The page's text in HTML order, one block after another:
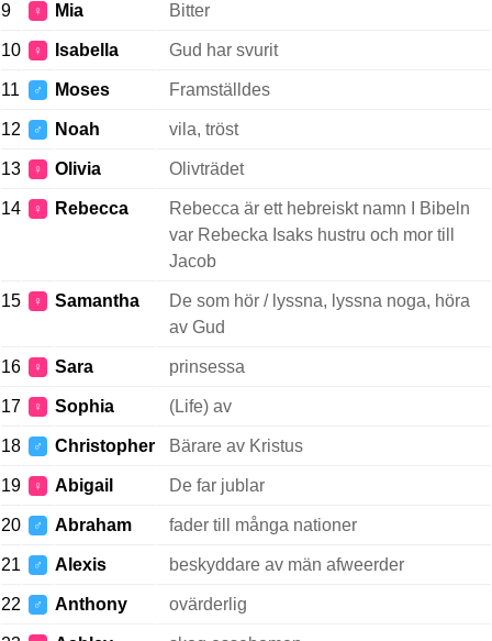
9 ♀ Mia Bitter
10 ♀ Isabella Gud har svurit
11 ♂ Moses Framställdes
12 ♂ Noah vila, tröst
13 ♀ Olivia Olivträdet
14 ♀ Rebecca
Rebecca är ett hebreiskt namn I Bibeln
var Rebecka Isaks hustru och mor till
Jacob
15 ♀ Samantha
De som hör / lyssna, lyssna noga, höra
av Gud
16 ♀ Sara prinsessa
17 ♀ Sophia (Life) av
18 ♂ Christopher Bärare av Kristus
19 ♀ Abigail De far jublar
20 ♂ Abraham fader till många nationer
21 ♂ Alexis beskyddare av män afweerder
22 ♂ Anthony ovärderlig